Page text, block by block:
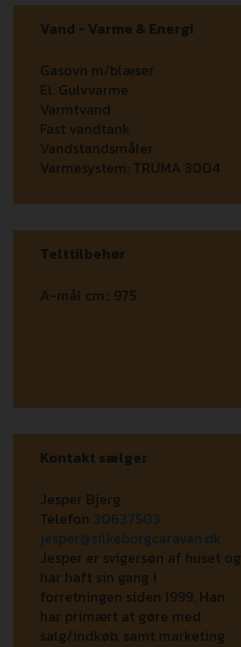
Vand - Varme & Energi
Gasovn m/blæser
El. Gulvvarme
Varmtvand
Fast vandtank
Vandstandsmåler
Varmesystem: TRUMA 3004
Telttilbehør
A-mål cm.: 975
Kontakt sælger
Jesper Bjerg
Telefon 30637503
jesper@silkeborgcaravan.dk
Jesper er svigersøn af huset og
har haft sin gang i
forretningen siden 1999. Han
har primært at gøre med
salg/indkøb, samt marketing